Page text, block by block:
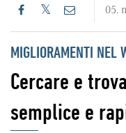
05.
MIGLIORAMENTI NEL
Cercare e
semplice e